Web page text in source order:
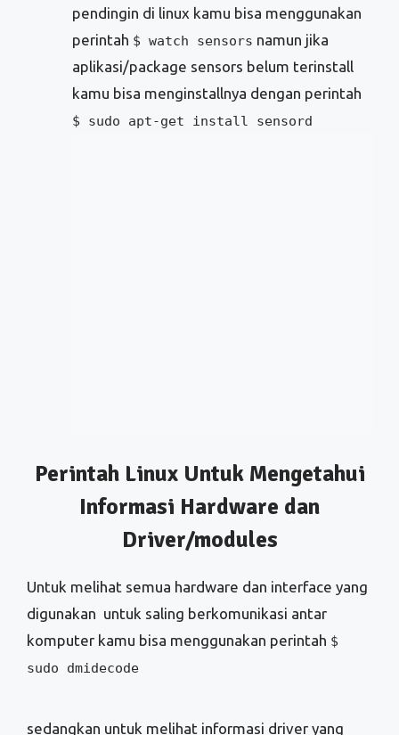
pendingin di linux kamu bisa menggunakan
perintah $ watch sensors namun jika
aplikasi/package sensors belum terinstall
kamu bisa menginstallnya dengan perintah
$ sudo apt-get install sensord
digunakan untuk saling berkomunikasi antar
komputer kamu bisa menggunakan perintah
sedangkan untuk melihat informasi driver yang
terpasang pada hardware kamu bisa
menggunakan perintah$ lspci -k
kernel modules (DKMS)